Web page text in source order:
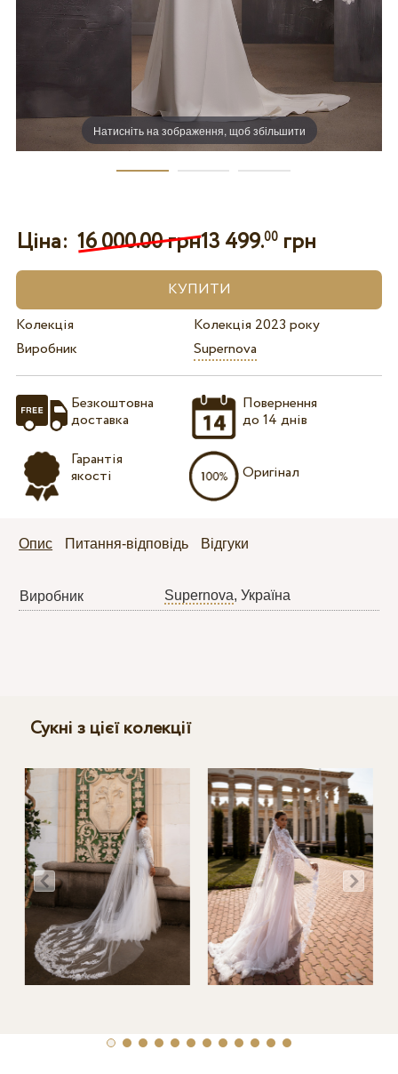
Натисніть на зображення, щоб збільшити
Ціна: 16 000.00 грн13 499.00грн
Колекція
Колекція 2023 року
Виробник
Supernova
Безкоштовна
доставка
Гарантія
якості
Повернення
до 14 днів
Оригінал
Опис Питання-відповідь Відгуки
Виробник Supernova, Україна
Сукні з цієї колекції